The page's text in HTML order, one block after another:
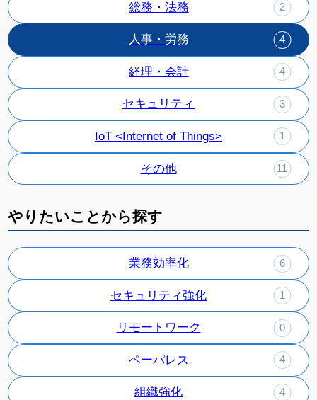
総務・法務 2
人事・労務 4
経理・会計 4
セキュリティ 3
IoT <Internet of Things> 1
その他 11
やりたいことから探す
業務効率化 6
セキュリティ強化 1
リモートワーク 0
ペーパレス 4
組織強化 4